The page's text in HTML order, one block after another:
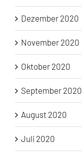
Dezember 2020
November 2020
Oktober 2020
September 2020
August 2020
Juli 2020